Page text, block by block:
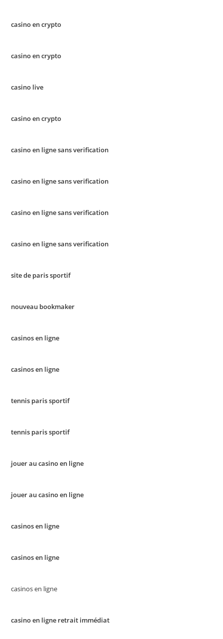
casino en crypto
casino en crypto
casino live
casino en crypto
casino en ligne sans verification
casino en ligne sans verification
casino en ligne sans verification
casino en ligne sans verification
site de paris sportif
nouveau bookmaker
casinos en ligne
casinos en ligne
tennis paris sportif
tennis paris sportif
jouer au casino en ligne
jouer au casino en ligne
casinos en ligne
casinos en ligne
casinos en ligne
casino en ligne retrait immédiat